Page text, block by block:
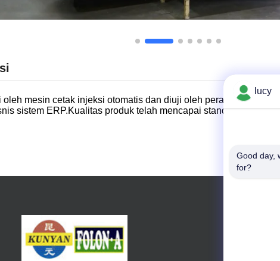
oleh mesin cetak injeksi otomatis dan diuji oleh peralatan
sistem ERP.Kualitas produk telah mencapai standar nasional
lucy
Good day,
for?